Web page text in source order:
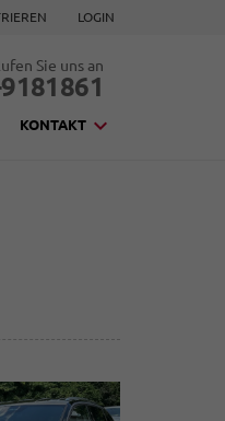
LOGIN
Sie uns an
KONTAKT